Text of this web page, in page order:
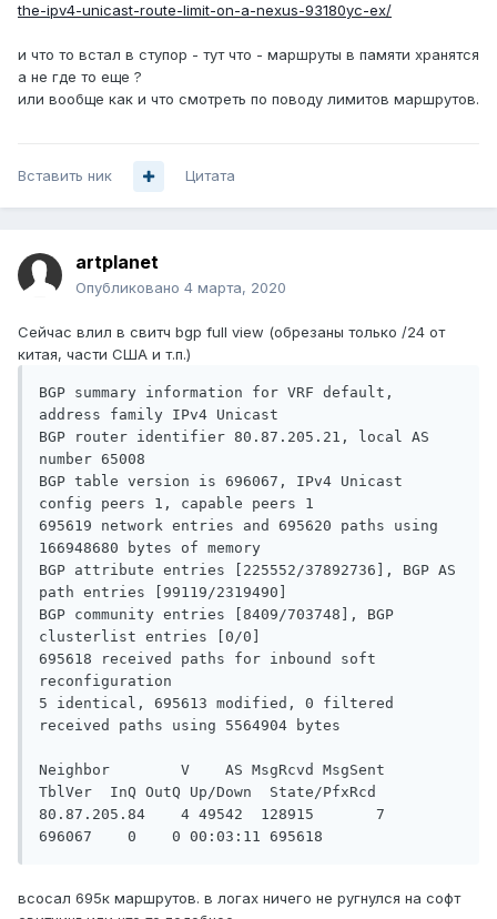
the-ipv4-unicast-route-limit-on-a-nexus-93180yc-ex/
и что то встал в ступор - тут что - маршруты в памяти хранятся
а не где то еще ?
или вообще как и что смотреть по поводу лимитов маршрутов.
Вставить ник Цитата
artplanet
Опубликовано 4 марта, 2020
Сейчас влил в свитч bgp full view (обрезаны только /24 от
китая, части США и т.п.)
BGP summary information for VRF default,
address family IPv4 Unicast
BGP router identifier 80.87.205.21, local AS
number 65008
BGP table version is 696067, IPv4 Unicast
config peers 1, capable peers 1
695619 network entries and 695620 paths using
166948680 bytes of memory
BGP attribute entries [225552/37892736], BGP AS
path entries [99119/2319490]
BGP community entries [8409/703748], BGP
clusterlist entries [0/0]
695618 received paths for inbound soft
reconfiguration
5 identical, 695613 modified, 0 filtered
received paths using 5564904 bytes
Neighbor        V    AS MsgRcvd MsgSent
TblVer  InQ OutQ Up/Down  State/PfxRcd
80.87.205.84    4 49542  128915       7
696067    0    0 00:03:11 695618
всосал 695к маршрутов. в логах ничего не ругнулся на софт